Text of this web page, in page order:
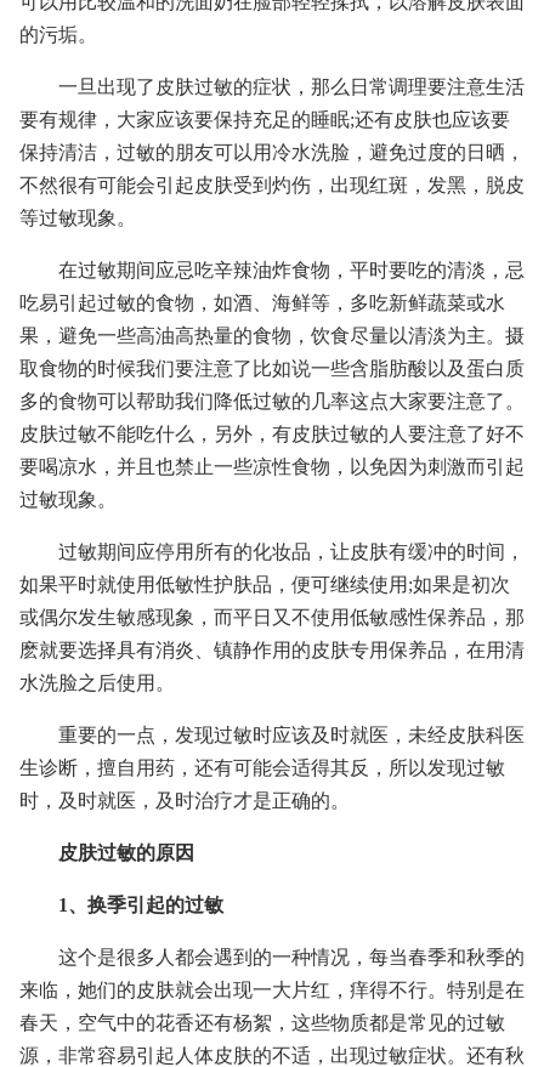
的污垢。
一旦出现了皮肤过敏的症状，那么日常调理要注意生活
要有规律，大家应该要保持充足的睡眠;还有皮肤也应该要
保持清洁，过敏的朋友可以用冷水洗脸，避免过度的日晒，
不然很有可能会引起皮肤受到灼伤，出现红斑，发黑，脱皮
等过敏现象。
在过敏期间应忌吃辛辣油炸食物，平时要吃的清淡，忌
吃易引起过敏的食物，如酒、海鲜等，多吃新鲜蔬菜或水
果，避免一些高油高热量的食物，饮食尽量以清淡为主。摄
取食物的时候我们要注意了比如说一些含脂肪酸以及蛋白质
多的食物可以帮助我们降低过敏的几率这点大家要注意了。
皮肤过敏不能吃什么，另外，有皮肤过敏的人要注意了好不
要喝凉水，并且也禁止一些凉性食物，以免因为刺激而引起
过敏现象。
过敏期间应停用所有的化妆品，让皮肤有缓冲的时间，
如果平时就使用低敏性护肤品，便可继续使用;如果是初次
或偶尔发生敏感现象，而平日又不使用低敏感性保养品，那
麽就要选择具有消炎、镇静作用的皮肤专用保养品，在用清
水洗脸之后使用。
重要的一点，发现过敏时应该及时就医，未经皮肤科医
生诊断，擅自用药，还有可能会适得其反，所以发现过敏
时，及时就医，及时治疗才是正确的。
皮肤过敏的原因
1、换季引起的过敏
这个是很多人都会遇到的一种情况，每当春季和秋季的
来临，她们的皮肤就会出现一大片红，痒得不行。特别是在
春天，空气中的花香还有杨絮，这些物质都是常见的过敏
源，非常容易引起人体皮肤的不适，出现过敏症状。还有秋